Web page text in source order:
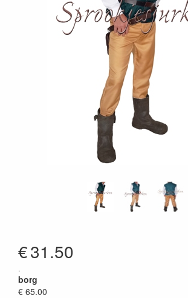
€31.50
.
borg
€ 65.00